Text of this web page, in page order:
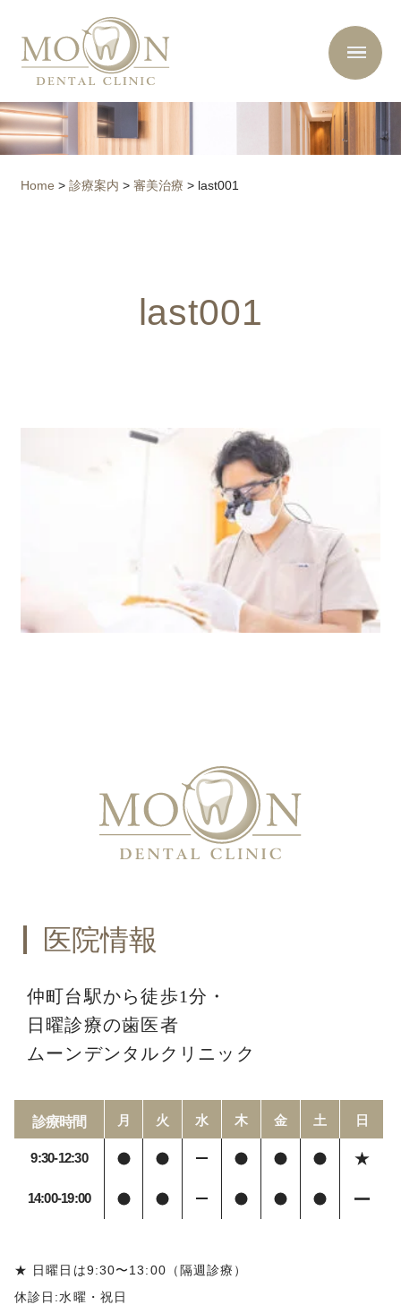
Home > 診療案内 > 審美治療 > last001
last001
医院情報
仲町台駅から徒歩1分・
日曜診療の歯医者
ムーンデンタルクリニック
診療時間 月 火 水 木 金 土 日
9:30-12:30
14:00-19:00
★ 日曜日は9:30〜13:00（隔週診療）
休診日:水曜・祝日